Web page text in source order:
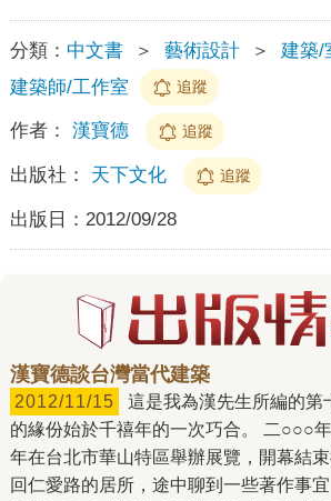
分類： 中文書 ＞ 藝術設計 ＞ 建築/
建築師/工作室
追蹤
作者： 漢寶德 追蹤
出版社： 天下文化 追蹤
出版日： 2012/09/28
漢寶德談台灣當代建築
2012/11/15
的緣份始於千禧年的一次巧合。 二○○○
年在台北市華山特區舉辦展覽，開幕結
回仁愛路的居所，途中聊到一些著作事